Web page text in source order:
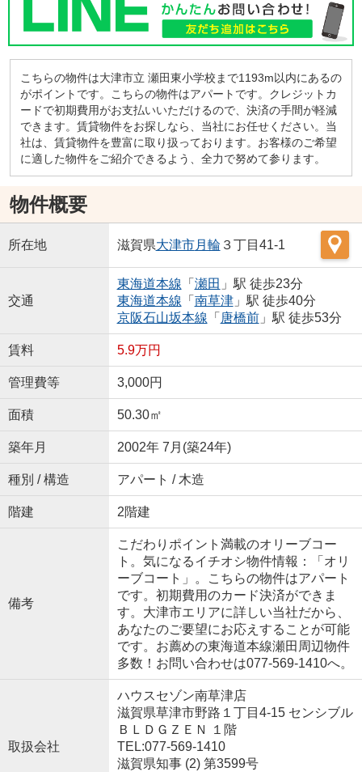
こちらの物件は大津市立 瀬田東小学校まで1193m以内にあるの
がポイントです。こちらの物件はアパートです。クレジットカ
ードで初期費用がお支払いいただけるので、決済の手間が軽減
できます。賃貸物件をお探しなら、当社にお任せください。当
社は、賃貸物件を豊富に取り扱っております。お客様のご希望
に適した物件をご紹介できるよう、全力で努めて参ります。
物件概要
所在地 滋賀県大津市月輪３丁目41-1
交通
東海道本線 「 瀬田 」駅 徒歩23分
東海道本線 「 南草津」駅 徒歩40分
京阪石山坂本線 「 唐橋前」駅 徒歩53分
賃料 5.9万円
管理費等 3,000円
面積 50.30㎡
築年月 2002年 7月(築24年)
種別 / 構造 アパート / 木造
階建 2階建
備考
こだわりポイント満載のオリーブコー
ト。気になるイチオシ物件情報：「オリ
ーブコート」。こちらの物件はアパート
です。初期費用のカード決済ができま
す。大津市エリアに詳しい当社だから、
あなたのご要望にお応えすることが可能
です。お薦めの東海道本線瀬田周辺物件
多数！お問い合わせは077-569-1410へ。
取扱会社
ハウスセゾン南草津店
滋賀県草津市野路１丁目4-15 センシブル
ＢＬＤＧＺＥＮ １階
TEL:077-569-1410
滋賀県知事 (2) 第3599号